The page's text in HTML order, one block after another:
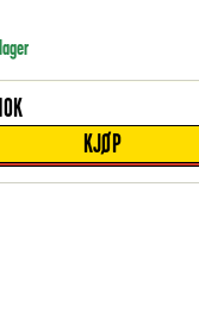
KJØP